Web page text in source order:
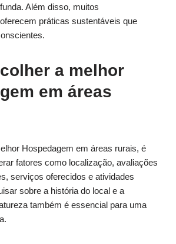
Além disso, muitos
práticas sustentáveis que
a melhor
em áreas
Hospedagem em áreas rurais, é
fatores como localização, avaliações
serviços oferecidos e atividades
sobre a história do local e a
também é essencial para uma